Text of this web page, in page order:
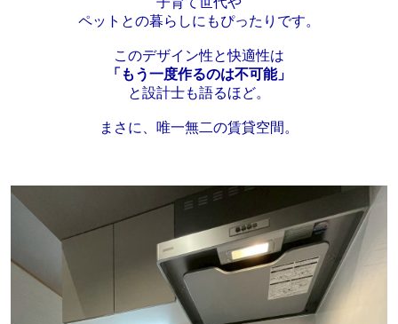
ペットとの暮らしにもぴったりです。
このデザイン性と快適性は
「もう一度作るのは不可能」
と設計士も語るほど。
まさに、唯一無二の賃貸空間。